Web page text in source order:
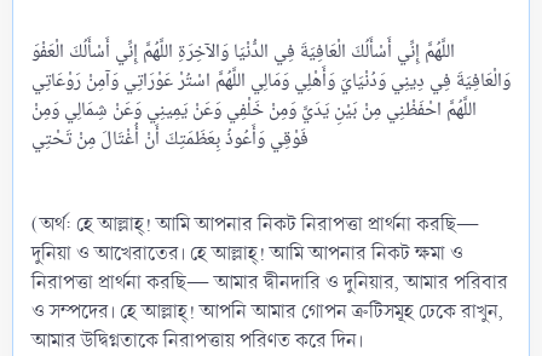
اللَّهُمَّ إِنِّي أَسْأَلُكَ الْعَافِيَةَ فِي الدُّنْيَا وَالآخِرَةِ اللَّهُمَّ إِنِّي أَسْأَلُكَ الْعَفْوَ
وَالْعَافِيَةَ فِي دِينِي وَدُنْيَايَ وَأَهْلِي وَمَالِي اللَّهُمَّ اسْتُرْ عَوْرَاتِي وَآمِنْ رَوْعَاتِي
اللَّهُمَّ احْفَظْنِي مِنْ بَيْنِ يَدَيَّ وَمِنْ خَلْفِي وَعَنْ يَمِينِي وَعَنْ شِمَالِي وَمِنْ
فَوْقِي وَأَعُوذُ بِعَظَمَتِكَ أَنْ أُغْتَالَ مِنْ تَحْتِي
(অর্থ: হে আল্লাহ্‌! আমি আপনার নিকট নিরাপত্তা প্রার্থনা করছি—
দুনিয়া ও আখেরাতের। হে আল্লাহ্‌! আমি আপনার নিকট ক্ষমা ও
নিরাপত্তা প্রার্থনা করছি— আমার দ্বীনদারি ও দুনিয়ার, আমার পরিবার
ও সম্পদের। হে আল্লাহ্‌! আপনি আমার গোপন ত্রুটিসমূহ ঢেকে রাখুন,
আমার উদ্বিগ্নতাকে নিরাপত্তায় পরিণত করে দিন।